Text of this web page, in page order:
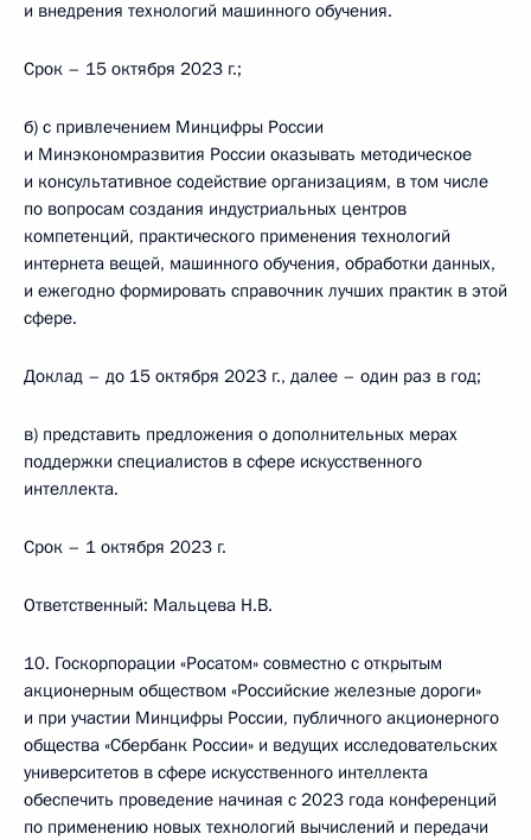
и внедрения технологий машинного обучения.
Срок – 15 октября 2023 г.;
б) с привлечением Минцифры России
и Минэкономразвития России оказывать методическое
и консультативное содействие организациям, в том числе
по вопросам создания индустриальных центров
компетенций, практического применения технологий
интернета вещей, машинного обучения, обработки данных,
и ежегодно формировать справочник лучших практик в этой
сфере.
Доклад – до 15 октября 2023 г., далее – один раз в год;
в) представить предложения о дополнительных мерах
поддержки специалистов в сфере искусственного
интеллекта.
Срок – 1 октября 2023 г.
Ответственный: Мальцева Н.В.
10. Госкорпорации «Росатом» совместно с открытым
акционерным обществом «Российские железные дороги»
и при участии Минцифры России, публичного акционерного
общества «Сбербанк России» и ведущих исследовательских
университетов в сфере искусственного интеллекта
обеспечить проведение начиная с 2023 года конференций
по применению новых технологий вычислений и передачи